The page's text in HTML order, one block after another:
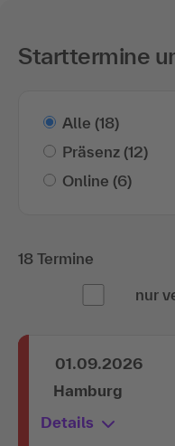
Starttermine
Alle (18)
Präsenz (12)
Online (6)
18 Termine
nur
01.09.2026
Hamburg
Details